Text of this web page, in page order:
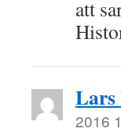
att
2016